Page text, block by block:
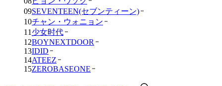
09SEVENTEEN(セブンティーン)
10チャン・ウォニョン
11 少女时代
12BOYNEXTDOOR
13IDID
14ATEEZ
15ZEROBASEONE